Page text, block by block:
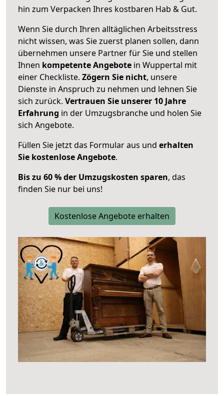
hin zum Verpacken Ihres kostbaren Hab & Gut.
Wenn Sie durch Ihren alltäglichen Arbeitsstress
nicht wissen, was Sie zuerst planen sollen, dann
übernehmen unsere Partner für Sie und stellen
Ihnen kompetente Angebote in Wuppertal mit
einer Checkliste. Zögern Sie nicht, unsere
Dienste in Anspruch zu nehmen und lehnen Sie
sich zurück. Vertrauen Sie unserer 10 Jahre
Erfahrung in der Umzugsbranche und holen Sie
sich Angebote.
Füllen Sie jetzt das Formular aus und erhalten
Sie kostenlose Angebote.
Bis zu 60 % der Umzugskosten sparen, das
finden Sie nur bei uns!
Kostenlose Angebote erhalten